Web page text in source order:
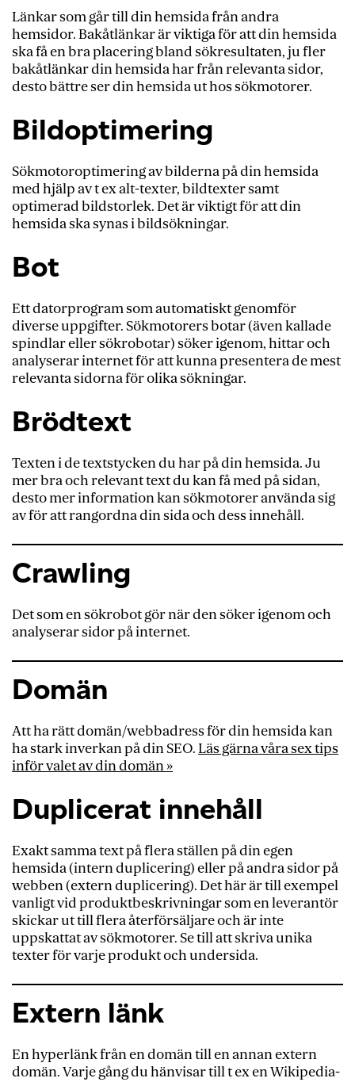
Organisk trafik
Pay Per Click
Ranking
Röstsökning
SEO
SEO-titel
Sidvisningar
Spindel
Svart hatt-SEO
Sökmotor
Sökord
Sökrobot
Underrubrik
URL
Utgående länkar
Utvalda utdrag
Webbplatshastighet
Länkar som går till din hemsida från andra
hemsidor. Bakåtlänkar är viktiga för att din hemsida
ska få en bra placering bland sökresultaten, ju fler
bakåtlänkar din hemsida har från relevanta sidor,
desto bättre ser din hemsida ut hos sökmotorer.
Bildoptimering
Sökmotoroptimering av bilderna på din hemsida
med hjälp av t ex alt-texter, bildtexter samt
optimerad bildstorlek. Det är viktigt för att din
hemsida ska synas i bildsökningar.
Bot
Ett datorprogram som automatiskt genomför
diverse uppgifter. Sökmotorers botar (även kallade
spindlar eller sökrobotar) sökerigenom, hittar och
analyserar internet för att kunna presentera de mest
relevanta sidorna för olika sökningar.
Brödtext
Texten i de textstycken du har på din hemsida. Ju
mer bra och relevant text du kan få med på sidan,
desto mer information kan sökmotorer använda sig
av för att rangordna din sida och dess innehåll.
Crawling
Det som en sökrobot gör när den söker igenom och
analyserar sidor på internet.
Domän
Att ha rätt domän/webbadress för din hemsida kan
ha stark inverkan på din SEO.Läs gärna våra sex tips
inför valet av din domän »
Duplicerat innehåll
Exakt samma text på flera ställen på din egen
hemsida (intern duplicering) eller på andra sidor på
webben (extern duplicering). Det här är till exempel
vanligt vid produktbeskrivningar som en leverantör
skickar ut till flera återförsäljare ochärinte
uppskattatav sökmotorer. Se till att skriva unika
texter för varje produkt och undersida.
Extern länk
En hyperlänk från en domän till en annan extern
domän. Varje gång du hänvisar till t ex en Wikipedia-